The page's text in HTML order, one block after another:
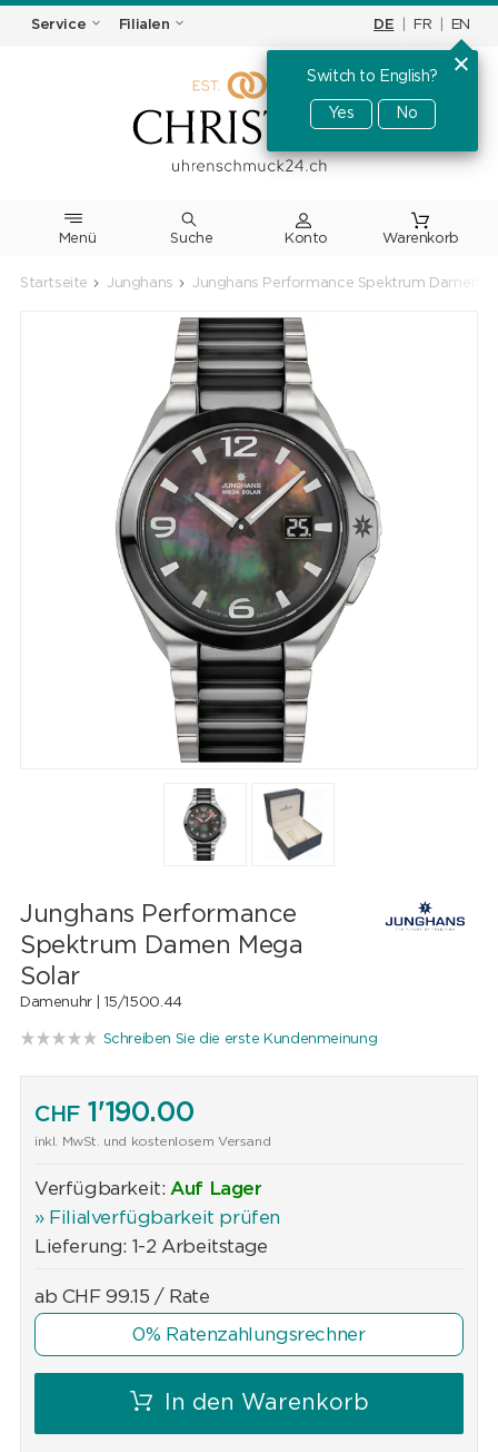
Service Filialen DE FR EN
Switch to English?
Yes No
Menü Suche Warenkorb
Startseite Junghans Junghans Performance Spektrum Damen
Junghans Performance
Spektrum Damen Mega
Solar
Damenuhr | 15/1500.44
Schreiben Sie die erste Kundenmeinung
CHF1'190.00
inkl. MwSt. und kostenlosem Versand
Verfügbarkeit: Auf Lager
» Filialverfügbarkeit prüfen
Lieferung: 1-2 Arbeitstage
ab CHF99.15 / Rate
0% Ratenzahlungsrechner
In den Warenkorb